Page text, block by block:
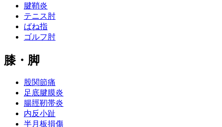
腱鞘炎
テニス肘
ばね指
ゴルフ肘
膝・脚
股関節痛
足底腱膜炎
腸脛靭帯炎
内反小趾
半月板損傷